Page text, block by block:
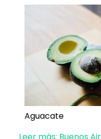
Aguacate